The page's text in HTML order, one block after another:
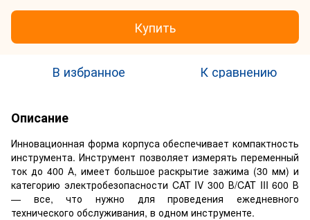
Купить
В избранное К сравнению
Описание
Инновационная форма корпуса обеспечивает компактность
инструмента. Инструмент позволяет измерять переменный
ток до 400 А, имеет большое раскрытие зажима (30 мм) и
категорию электробезопасности CAT IV 300 В/CAT III 600 В
— все, что нужно для проведения ежедневного
технического обслуживания, в одном инструменте.